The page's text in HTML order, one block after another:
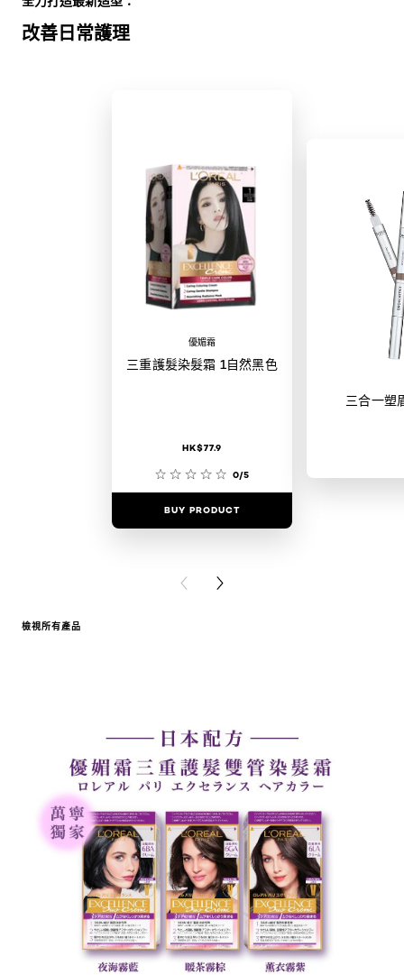
改善日常護理
優媚霜
三重護髮染髮霜 1自然黑色
HK$77.9
0/5
BUY PRODUCT
三合一塑
PREVIOUS CARD
NEXT CARD
檢視所有產品